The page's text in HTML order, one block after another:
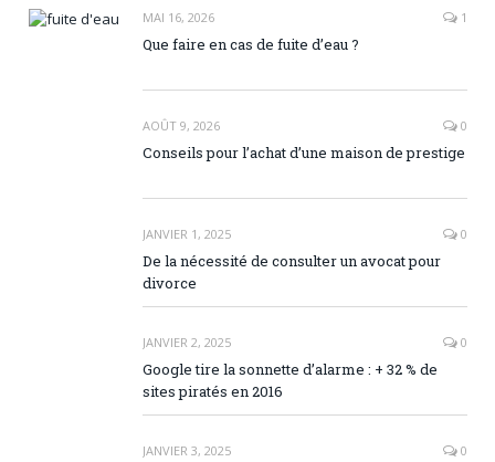
MAI 16, 2026 1
Que faire en cas de fuite d’eau ?
AOÛT 9, 2026 0
Conseils pour l’achat d’une maison de prestige
JANVIER 1, 2025 0
De la nécessité de consulter un avocat pour
divorce
JANVIER 2, 2025 0
Google tire la sonnette d’alarme : + 32 % de
sites piratés en 2016
JANVIER 3, 2025 0